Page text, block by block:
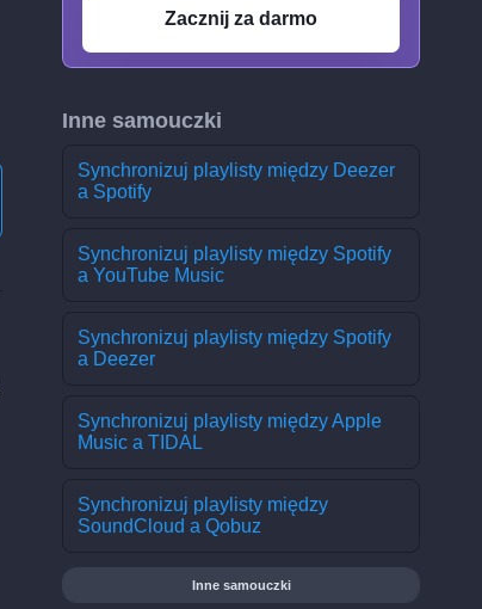
Zacznij za darmo
Inne samouczki
Synchronizuj playlisty między Deezer
a Spotify
Synchronizuj playlisty między Spotify
a YouTube Music
Synchronizuj playlisty między Spotify
a Deezer
Synchronizuj playlisty między Apple
Music a TIDAL
Synchronizuj playlisty między
SoundCloud a Qobuz
Inne samouczki